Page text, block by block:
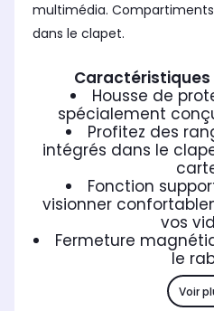
multimédia.
dans le clapet.
Housse de
spécialement
Profitez des
intégrés dans le
Fonction
visionner
vos
Fermeture
le
Voir